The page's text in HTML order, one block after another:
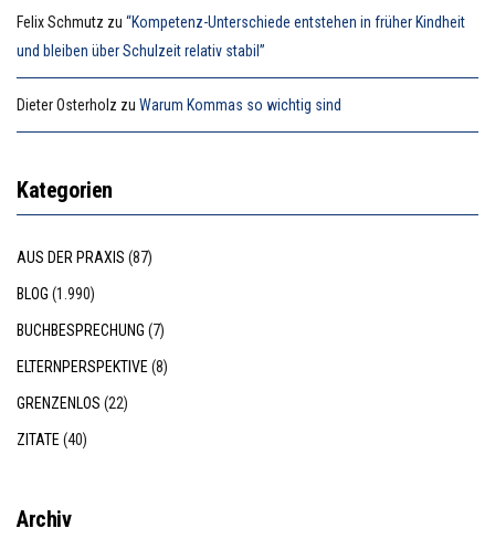
Felix Schmutz zu “Kompetenz-Unterschiede entstehen in früher Kindheit
und bleiben über Schulzeit relativ stabil”
Dieter Osterholz zu Warum Kommas so wichtig sind
Kategorien
AUS DER PRAXIS (87)
BLOG (1.990)
BUCHBESPRECHUNG (7)
ELTERNPERSPEKTIVE(8)
GRENZENLOS (22)
ZITATE(40)
Archiv